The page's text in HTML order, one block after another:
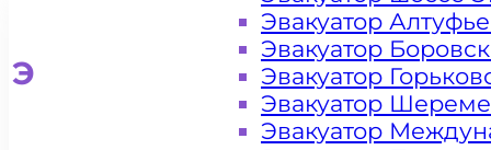
Эвакуатор для легковых
Эвакуатор
Эвакуатор
Эвакуатор
Эвакуатор
Эвакуатор